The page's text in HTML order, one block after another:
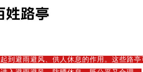
到避雨避风、供人休息的作用。这些路